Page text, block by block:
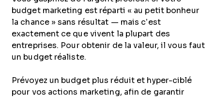
budget marketing est réparti « au petit bonheur
la chance » sans résultat — mais c’est
exactement ce que vivent la plupart des
entreprises. Pour obtenir de la valeur, il vous faut
un budget réaliste.
Prévoyez un budget plus réduit et hyper-ciblé
pour vos actions marketing, afin de garantir